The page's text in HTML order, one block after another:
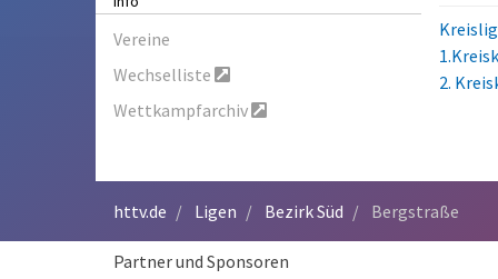
Vereine
Wechselliste
Wettkampfarchiv
2.
httv.de Ligen Bezirk Süd Bergstraße
Partner und Sponsoren